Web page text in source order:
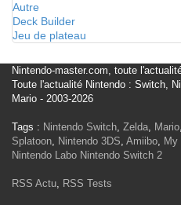
Autre
Deck Builder
Jeu de plateau
Nintendo-master.com, toute
Toute l'actualité Nintendo : Switch,
Mario - 2003-2026
Tags : Nintendo Switch, Zelda, Mario,
Splatoon, Nintendo 3DS, Amiibo, My
Nintendo Labo Nintendo Switch 2
RSS Actu, RSS Tests